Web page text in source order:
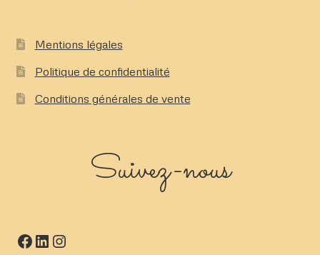
Mentions légales
Politique de confidentialité
Conditions générales de vente
Suivez-nous
Facebook
LinkedIn
Instagram